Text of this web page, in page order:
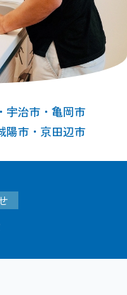
宇治市・亀岡市
陽市・京田辺市